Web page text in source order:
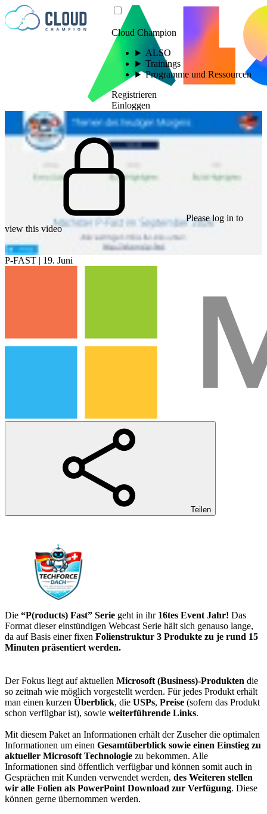
Zum Inhalt springen
Cloud Champion
ALSO
Trainings
Programme und Ressourcen
Registrieren
Einloggen
Please log in to
view this video
P-FAST | 19. Juni
Teilen
Die “P(roducts) Fast” Serie geht in ihr 16tes Event Jahr! Das
Format dieser einstündigen Webcast Serie hält sich genauso lange,
da auf Basis einer fixen Folienstruktur 3 Produkte zu je rund 15
Minuten präsentiert werden.
Der Fokus liegt auf aktuellen Microsoft (Business)-Produkten die
so zeitnah wie möglich vorgestellt werden. Für jedes Produkt erhält
man einen kurzen Überblick, die USPs, Preise (sofern das Produkt
schon verfügbar ist), sowie weiterführende Links.
Mit diesem Paket an Informationen erhält der Zuseher die optimalen
Informationen um einen Gesamtüberblick sowie einen Einstieg zu
aktueller Microsoft Technologie zu bekommen. Alle
Informationen sind öffentlich verfügbar und können somit auch in
Gesprächen mit Kunden verwendet werden, des Weiteren stellen
wir alle Folien als PowerPoint Download zur Verfügung. Diese
können gerne übernommen werden.